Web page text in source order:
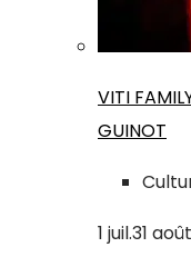
VITI
GUINOT
1 juil.31 août